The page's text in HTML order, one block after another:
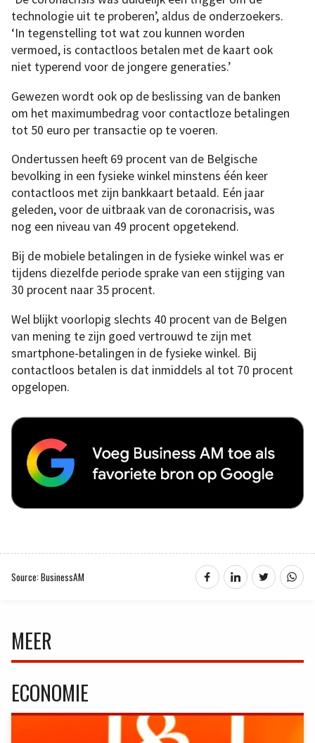
technologie uit te proberen’, aldus de onderzoekers.
‘In tegenstelling tot wat zou kunnen worden
vermoed, is contactloos betalen met de kaart ook
niet typerend voor de jongere generaties.’
Gewezen wordt ook op de beslissing van de banken
om het maximumbedrag voor contactloze betalingen
tot 50 euro per transactie op te voeren.
Ondertussen heeft 69 procent van de Belgische
bevolking in een fysieke winkel minstens één keer
contactloos met zijn bankkaart betaald. Eén jaar
geleden, voor de uitbraak van de coronacrisis, was
nog een niveau van 49 procent opgetekend.
Bij de mobiele betalingen in de fysieke winkel was er
tijdens diezelfde periode sprake van een stijging van
30 procent naar 35 procent.
Wel blijkt voorlopig slechts 40 procent van de Belgen
van mening te zijn goed vertrouwd te zijn met
smartphone-betalingen in de fysieke winkel. Bij
contactloos betalen is dat inmiddels al tot 70 procent
opgelopen.
Source: BusinessAM
MEER
ECONOMIE